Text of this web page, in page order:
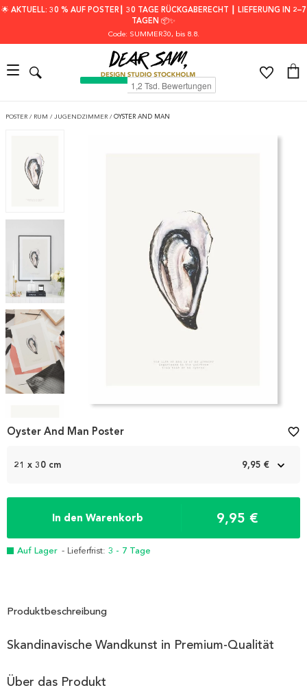
🌟 AKTUELL: 30 % AUF POSTER┃ 30 TAGE RÜCKGABERECHT ┃ LIEFERUNG IN 2–7
TAGEN 📦✨
Code: SUMMER30, bis 8.8.
POSTER / RUM / JUGENDZIMMER / OYSTER AND MAN
1
21 x 30 cm 9,95 €
In den Warenkorb 9,95 €
Auf Lager - Lieferfrist: 3 - 7 Tage
Oyster And Man Poster favorite_border
Produktbeschreibung
Skandinavische Wandkunst in Premium-Qualität
Über das Produkt